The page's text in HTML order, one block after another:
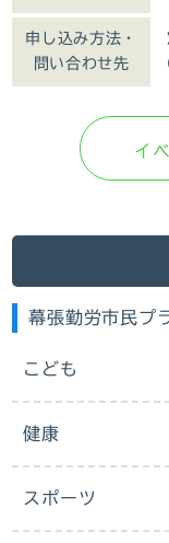
申し込み方法・
問い合わせ先
イ
幕張勤労市民プ
こども
健康
スポーツ